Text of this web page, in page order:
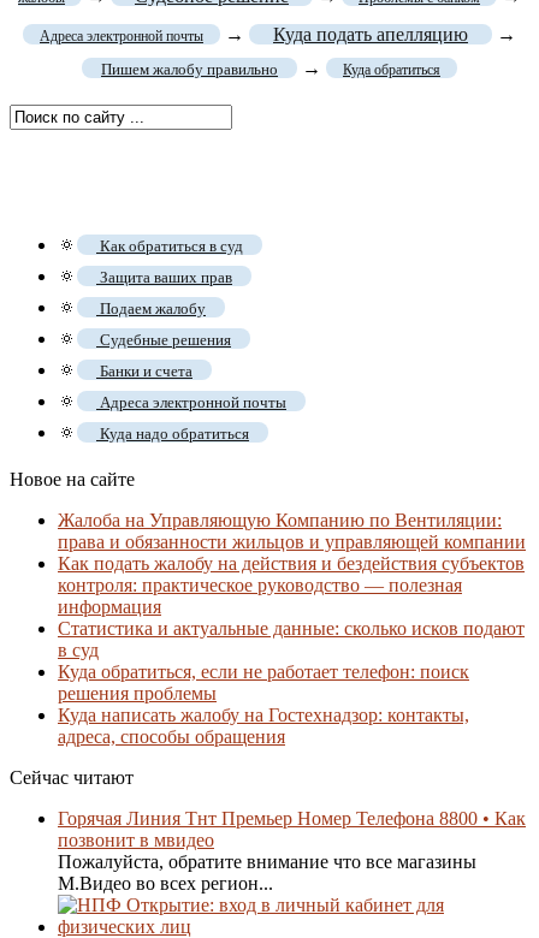
Адреса электронной почты → Куда подать апелляцию →
Пишем жалобу правильно → Куда обратиться
🔅 Как обратиться в суд
🔅 Защита ваших прав
🔅 Подаем жалобу
🔅 Судебные решения
🔅 Банки и счета
🔅 Адреса электронной почты
🔅 Куда надо обратиться
Новое на сайте
Жалоба на Управляющую Компанию по Вентиляции:
права и обязанности жильцов и управляющей компании
Как подать жалобу на действия и бездействия субъектов
контроля: практическое руководство — полезная
информация
Статистика и актуальные данные: сколько исков подают
в суд
Куда обратиться, если не работает телефон: поиск
решения проблемы
Куда написать жалобу на Гостехнадзор: контакты,
адреса, способы обращения
Сейчас читают
Горячая Линия Тнт Премьер Номер Телефона 8800 • Как
позвонит в мвидео
Пожалуйста, обратите внимание что все магазины
М.Видео во всех регион...